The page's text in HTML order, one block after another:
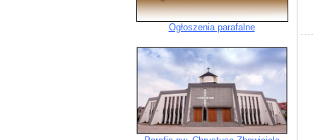
Ogłoszenia parafalne